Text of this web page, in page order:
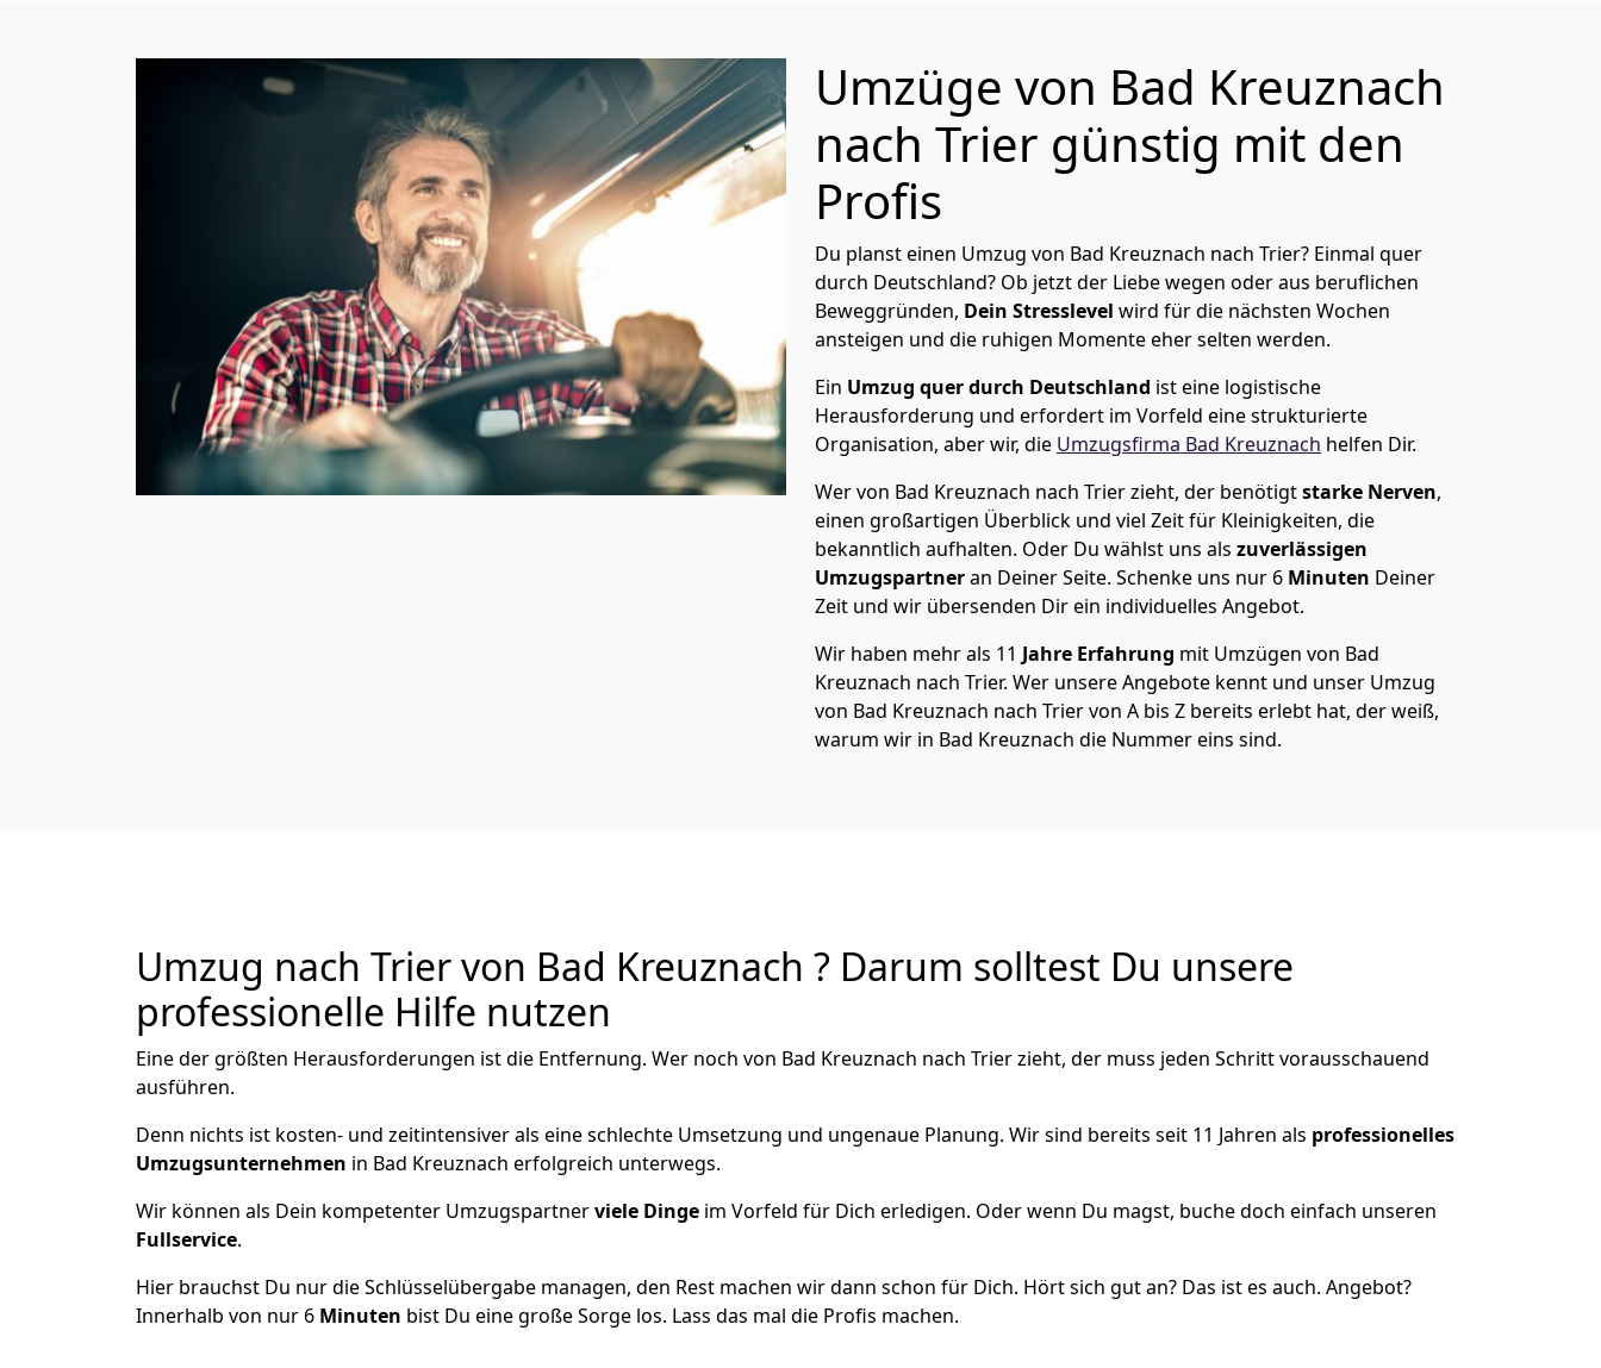
Umzüge von Bad Kreuznach
nach Trier günstig mit den
Profis
Du planst einen Umzug von Bad Kreuznach nach Trier? Einmal quer
durch Deutschland? Ob jetzt der Liebe wegen oder aus beruflichen
Beweggründen, Dein Stresslevel wird für die nächsten Wochen
ansteigen und die ruhigen Momente eher selten werden.
Ein Umzug quer durch Deutschland ist eine logistische
Herausforderung und erfordert im Vorfeld eine strukturierte
Organisation, aber wir, die Umzugsfirma Bad Kreuznach helfen Dir.
Wer von Bad Kreuznach nach Trier zieht, der benötigtstarke Nerven,
einen großartigen Überblick und viel Zeit für Kleinigkeiten, die
bekanntlich aufhalten. Oder Du wählst uns als zuverlässigen
Umzugspartneran Deiner Seite. Schenke uns nur 6 Minuten Deiner
Zeit und wir übersenden Dir ein individuelles Angebot.
Wir haben mehr als 11 Jahre Erfahrung mit Umzügen von Bad
Kreuznach nach Trier. Wer unsere Angebote kennt und unser Umzug
von Bad Kreuznach nach Trier von A bis Z bereits erlebt hat, der weiß,
warum wir in Bad Kreuznach die Nummer eins sind.
Umzug nach Trier von Bad Kreuznach ? Darum solltest Du unsere
professionelle Hilfe nutzen
Eine der größten Herausforderungen ist die Entfernung. Wer noch von Bad Kreuznach nach Trier zieht, der muss jeden Schritt vorausschauend
ausführen.
Denn nichts ist kosten- und zeitintensiver als eine schlechte Umsetzung und ungenaue Planung. Wir sind bereits seit 11 Jahren als professionelles
Umzugsunternehmen in Bad Kreuznach erfolgreich unterwegs.
Wir können als Dein kompetenter Umzugspartnerviele Dinge im Vorfeld für Dich erledigen. Oder wenn Du magst, buche doch einfach unseren
Fullservice.
Hier brauchst Du nur die Schlüsselübergabe managen, den Rest machen wir dann schon für Dich. Hört sich gut an? Das ist es auch. Angebot?
Innerhalb von nur 6 Minuten bist Du eine große Sorge los. Lass das mal die Profis machen.